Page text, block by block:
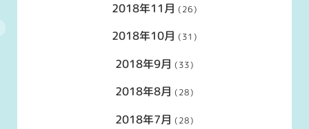
2018年11月 (26)
2018年10月 (31)
2018年9月 (33)
2018年8月 (28)
2018年7月 (28)